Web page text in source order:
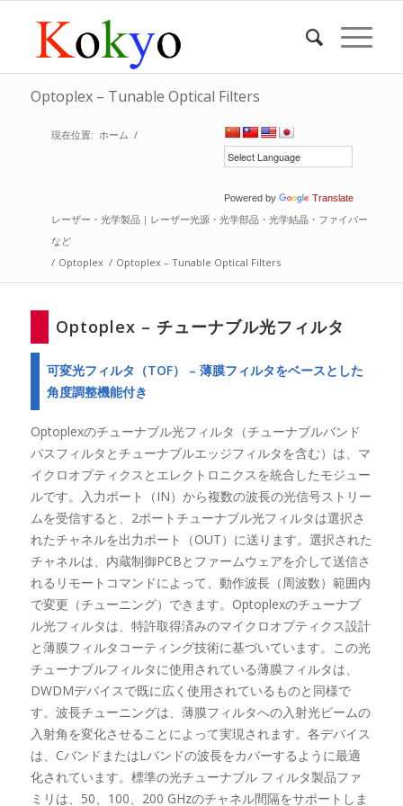
Optoplex – Tunable Optical Filters
Powered by Translate
現在位置: ホーム /
レーザー・光学製品｜レーザー光源・光学部品・光学結晶・ファイバー
など
/ Optoplex / Optoplex – Tunable Optical Filters
Optoplex – チューナブル光フィルタ
可変光フィルタ（TOF） – 薄膜フィルタをベースとした
角度調整機能付き
Optoplexのチューナブル光フィルタ（チューナブルバンド
パスフィルタとチューナブルエッジフィルタを含む）は、マ
イクロオプティクスとエレクトロニクスを統合したモジュー
ルです。入力ポート（IN）から複数の波長の光信号ストリー
ムを受信すると、2ポートチューナブル光フィルタは選択さ
れたチャネルを出力ポート（OUT）に送ります。選択された
チャネルは、内蔵制御PCBとファームウェアを介して送信さ
れるリモートコマンドによって、動作波長（周波数）範囲内
で変更（チューニング）できます。Optoplexのチューナブ
ル光フィルタは、特許取得済みのマイクロオプティクス設計
と薄膜フィルタコーティング技術に基づいています。この光
チューナブルフィルタに使用されている薄膜フィルタは、
DWDMデバイスで既に広く使用されているものと同様で
す。波長チューニングは、薄膜フィルタへの入射光ビームの
入射角を変化させることによって実現されます。各デバイス
は、CバンドまたはLバンドの波長をカバーするように最適
化されています。標準の光チューナブル フィルタ製品ファ
ミリは、50、100、200 GHzのチャネル間隔をサポートしま